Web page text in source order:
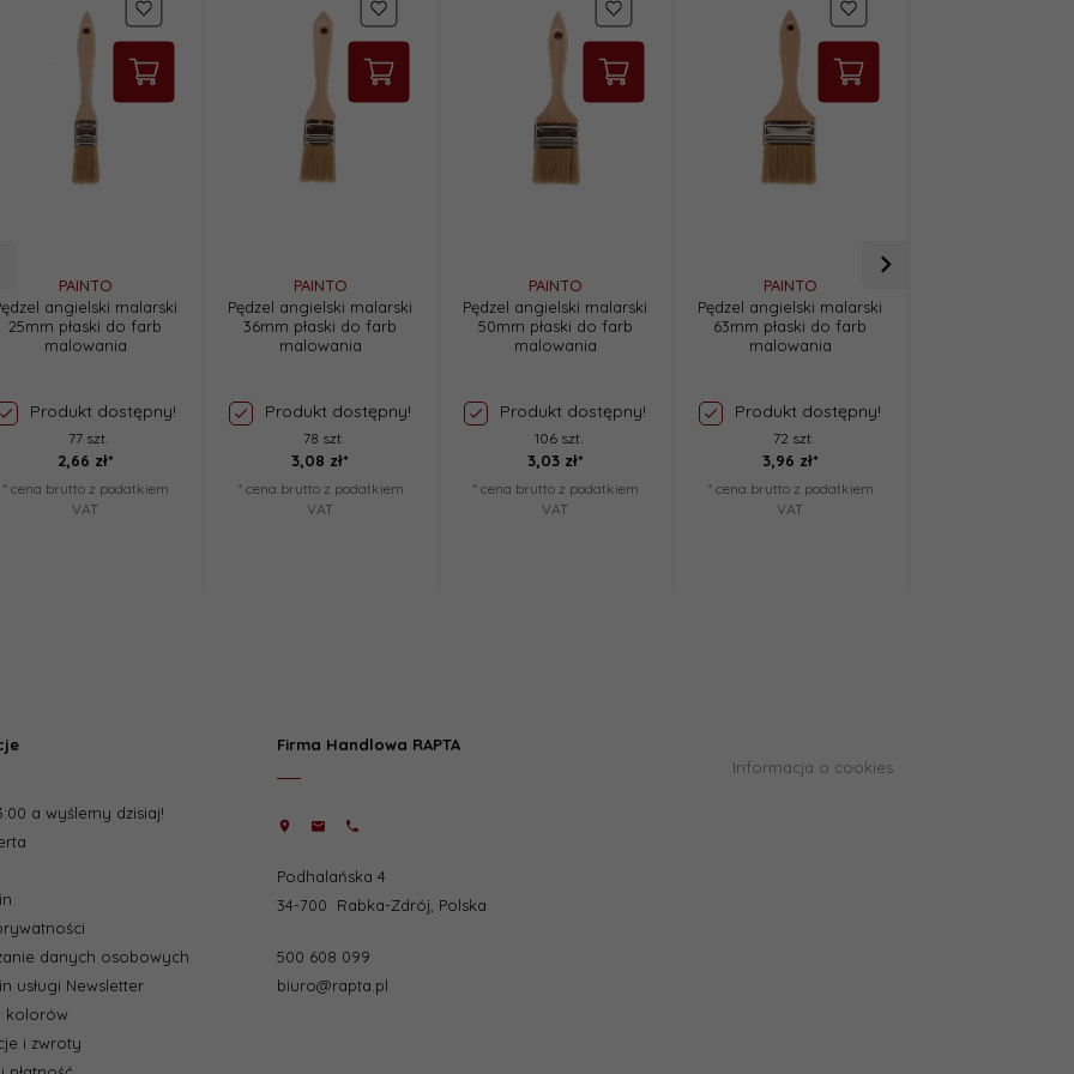
PAINTO
angielski malarski
25mm płaski do farb
malowania
Produkt dostępny!
77 szt.
2,66 zł*
* cena brutto z podatkiem
VAT
PAINTO
Pędzel angielski malarski
36mm płaski do farb
malowania
Produkt dostępny!
78 szt.
3,08 zł*
* cena brutto z podatkiem
VAT
PAINTO
Pędzel angielski malarski
50mm płaski do farb
malowania
Produkt dostępny!
106 szt.
3,03 zł*
* cena brutto z podatkiem
VAT
PAINTO
Pędzel angielski malarski
63mm płaski do farb
malowania
Produkt dostępny!
72 szt.
3,96 zł*
* cena brutto z podatkiem
VAT
a wyślemy dzisiaj!
danych osobowych
usługi Newsletter
kolorów
i zwroty
Firma Handlowa RAPTA
Podhalańska 4
34-700
Rabka-Zdrój, Polska
500 608 099
biuro@rapta.pl
Informacja o cookies